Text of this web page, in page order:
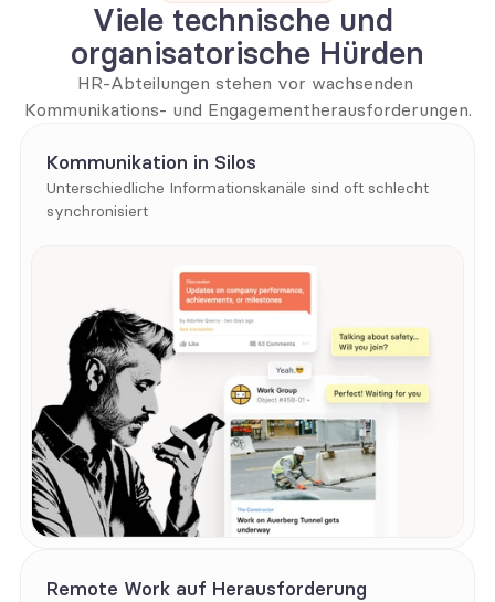
Viele technische und
organisatorische Hürden
HR-Abteilungen stehen vor wachsenden
Kommunikations- und Engagementherausforderungen.
Kommunikation in Silos
Unterschiedliche Informationskanäle sind oft schlecht
synchronisiert
Remote Work auf Herausforderung